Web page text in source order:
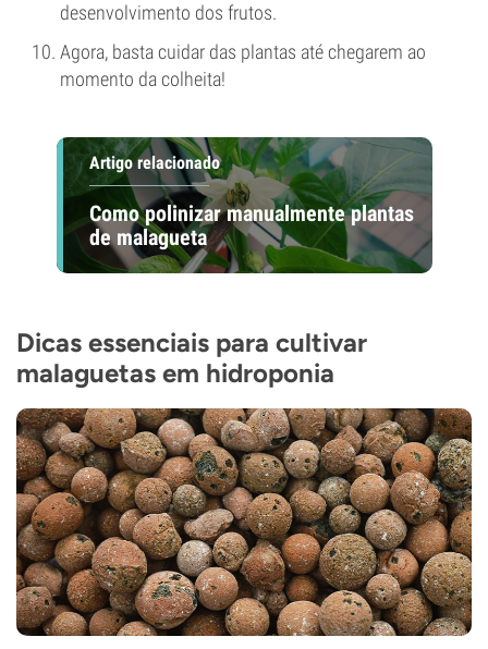
desenvolvimento dos frutos.
Agora, basta cuidar das plantas até chegarem ao
momento da colheita!
Artigo relacionado
Como polinizar manualmente plantas
de malagueta
Dicas essenciais para cultivar
malaguetas em hidroponia